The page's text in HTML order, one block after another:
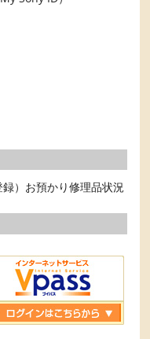
録）お預かり修理品状況